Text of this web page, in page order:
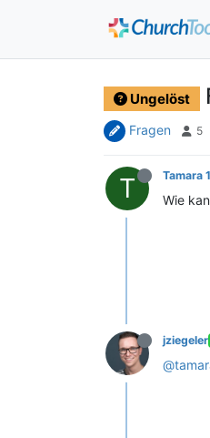
Ungelöst
Fragen 5
T Tamara 1
Wie
jziegeler